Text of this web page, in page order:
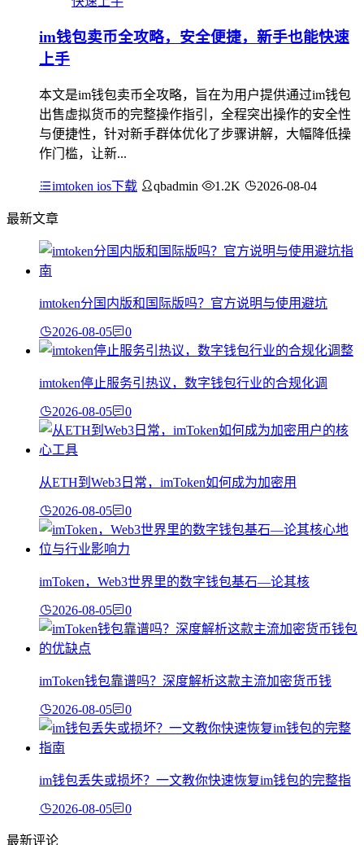
im钱包卖币全攻略，安全便捷，新手也能快速
上手
本文是im钱包卖币全攻略，旨在为用户提供通过im钱包
出售虚拟货币的完整操作指引，全程突出操作的安全性
与便捷性，针对新手群体优化了步骤讲解，大幅降低操
作门槛，让新...
imtoken ios下载 qbadmin 1.2K 2026-08-04
最新文章
imtoken分国内版和国际版吗？官方说明与使用避坑
2026-08-05 0
imtoken停止服务引热议，数字钱包行业的合规化调
2026-08-05 0
从ETH到Web3日常，imToken如何成为加密用
2026-08-05 0
imToken，Web3世界里的数字钱包基石—论其核
2026-08-05 0
imToken钱包靠谱吗？深度解析这款主流加密货币钱
2026-08-05 0
im钱包丢失或损坏？一文教你快速恢复im钱包的完整指
2026-08-05 0
最新评论